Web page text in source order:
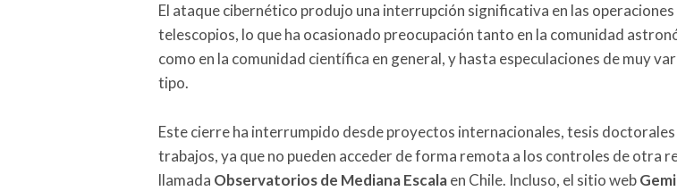
El ataque cibernético produjo una interrupción significativa en las operaciones
telescopios, lo que ha ocasionado preocupación tanto en la comunidad
como en la comunidad científica en general, y hasta especulaciones de muy
tipo.
Este cierre ha interrumpido desde proyectos internacionales, tesis
trabajos, ya que no pueden acceder de forma remota a los controles de otra
llamada Observatorios de Mediana Escalaen Chile. Incluso, el sitio web